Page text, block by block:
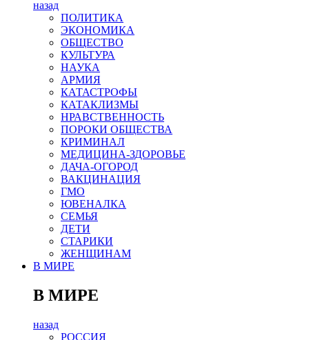
назад
ПОЛИТИКА
ЭКОНОМИКА
ОБЩЕСТВО
КУЛЬТУРА
НАУКА
АРМИЯ
КАТАСТРОФЫ
КАТАКЛИЗМЫ
НРАВСТВЕННОСТЬ
ПОРОКИ ОБЩЕСТВА
КРИМИНАЛ
МЕДИЦИНА-ЗДОРОВЬЕ
ДАЧА-ОГОРОД
ВАКЦИНАЦИЯ
ГМО
ЮВЕНАЛКА
СЕМЬЯ
ДЕТИ
СТАРИКИ
ЖЕНЩИНАМ
В МИРЕ
В МИРЕ
назад
РОСCИЯ